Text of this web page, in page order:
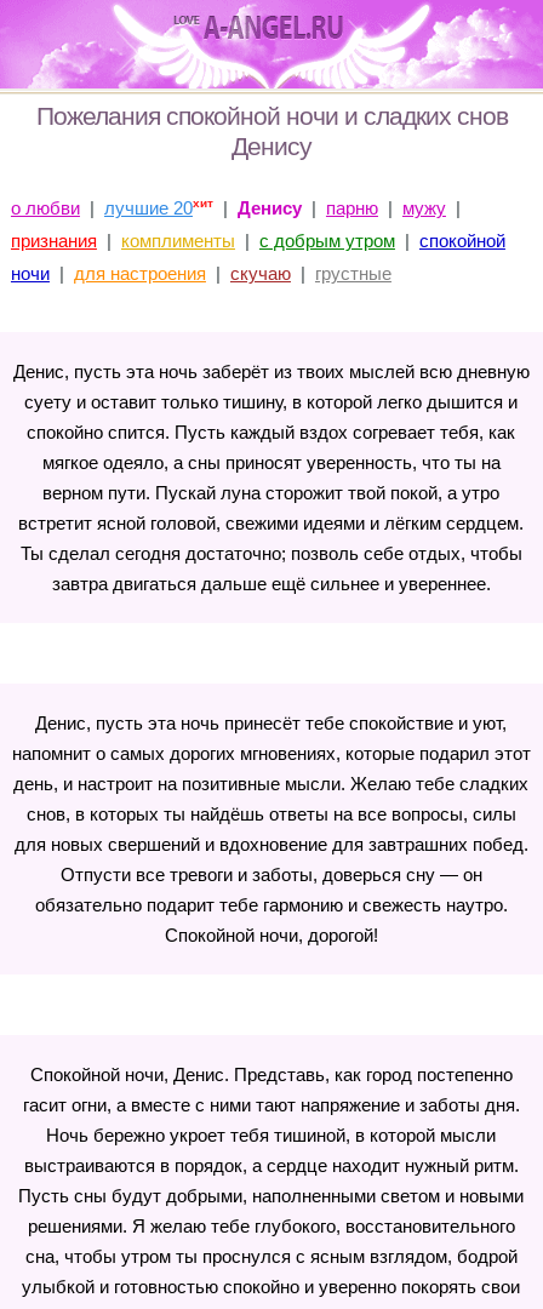
Пожелания спокойной ночи и сладких снов
Денису
о любви| лучшие 20хит| Денису| парню| мужу|
признания | комплименты | с добрым утром| спокойной
ночи| для настроения | скучаю| грустные
Денис, пусть эта ночь заберёт из твоих мыслей всю дневную
суету и оставит только тишину, в которой легко дышится и
спокойно спится. Пусть каждый вздох согревает тебя, как
мягкое одеяло, а сны приносят уверенность, что ты на
верном пути. Пускай луна сторожит твой покой, а утро
встретит ясной головой, свежими идеями и лёгким сердцем.
Ты сделал сегодня достаточно; позволь себе отдых, чтобы
завтра двигаться дальше ещё сильнее и увереннее.
Денис, пусть эта ночь принесёт тебе спокойствие и уют,
напомнит о самых дорогих мгновениях, которые подарил этот
день, и настроит на позитивные мысли. Желаю тебе сладких
снов, в которых ты найдёшь ответы на все вопросы, силы
для новых свершений и вдохновение для завтрашних побед.
Отпусти все тревоги и заботы, доверься сну — он
обязательно подарит тебе гармонию и свежесть наутро.
Спокойной ночи, дорогой!
Спокойной ночи, Денис. Представь, как город постепенно
гасит огни, а вместе с ними тают напряжение и заботы дня.
Ночь бережно укроет тебя тишиной, в которой мысли
выстраиваются в порядок, а сердце находит нужный ритм.
Пусть сны будут добрыми, наполненными светом и новыми
решениями. Я желаю тебе глубокого, восстановительного
сна, чтобы утром ты проснулся с ясным взглядом, бодрой
улыбкой и готовностью спокойно и уверенно покорять свои